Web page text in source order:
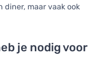
diner, maar vaak ook
je nodig voor